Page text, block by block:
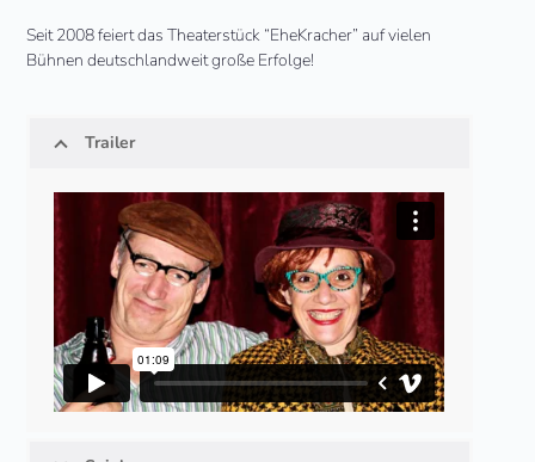
Seit 2008 feiert das Theaterstück “EheKracher” auf vielen
Bühnen deutschlandweit große Erfolge!
Trailer